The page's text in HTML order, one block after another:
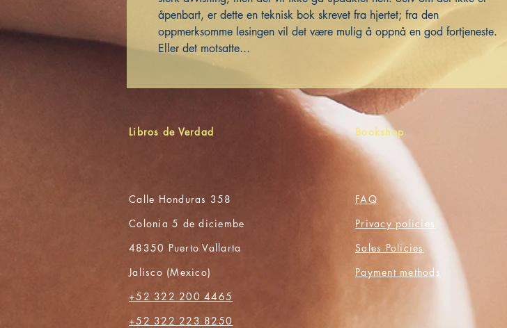
åpenbart, er dette en teknisk bok skrevet fra hjertet; fra den
oppmerksomme lesingen vil det være mulig å oppnå en god fortjeneste.
Eller det motsatte...
Libros de Verdad Bookshop
Calle Honduras 358
Colonia 5 de diciembe
48350 Puerto Vallarta
Jalisco (Mexico)
+52 322 200 4465
+52 322 223 8250
FAQ
Privacy policies
Sales Policies
Payment methods